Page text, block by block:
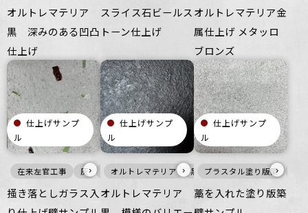
オルトレマテリア
黒 深みのある凹凸
仕上げ
スライス石ビールス
トーン仕上げ
オルトレマテリア金
属仕上げ メタッロ
ブロンズ
仕上げサンプ
ル
在来左官工事 灰 ざらざら オフィス 住空間 商業空間
›
掻き落としガラス入
仕上げサンプ
ル
オルトレマテリア 黒 壁 床 ざらざら
›
オルトレマテリア
仕上げサンプ
ル
プラスタル塗り版築›
藁を入れた塗り版築